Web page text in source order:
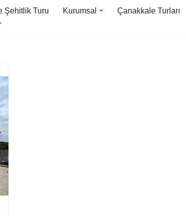
Şehitlik Turu Kurumsal Çanakkale Turları